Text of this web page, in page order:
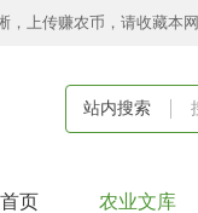
，上传赚农币，请收藏本
站内搜索
首页 农业文库